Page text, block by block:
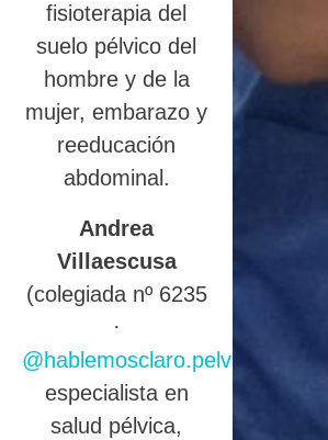
fisioterapia del
suelo pélvico del
hombre y de la
mujer, embarazo y
reeducación
abdominal.
Andrea
Villaescusa
(colegiada nº 6235
·
@hablemosclaro.pelvic
),
especialista en
salud pélvica,